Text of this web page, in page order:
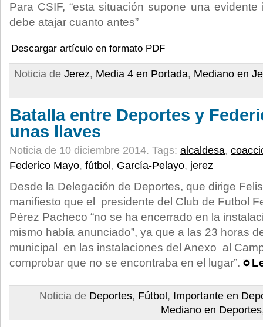
Para CSIF, “esta situación supone una
debe atajar cuanto antes”
Descargar artículo en formato PDF
Noticia de Jerez, Media 4 en Portada, Mediano en
Batalla entre Deportes y
unas llaves
Noticia de 10 diciembre 2014. Tags: alcaldesa,
Federico Mayo, fútbol , García-Pelayo, jerez
Desde la Delegación de Deportes, que dirige
manifiesto que el presidente del Club de Futbol
Pérez Pacheco “no se ha encerrado en la
mismo había anunciado”, ya que a las 23 horas
municipal en las instalaciones del Anexo al
comprobar que no se encontraba en el lugar”.
Noticia de Deportes, Fútbol , Importante en
Mediano en Deportes